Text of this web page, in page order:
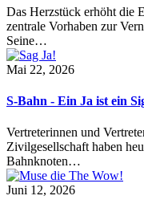
Das Herzstück erhöht die
zentrale Vorhaben zur
Seine…
Mai 22, 2026
S-Bahn - Ein Ja ist ein
Vertreterinnen und
Zivilgesellschaft haben
Bahnknoten…
Juni 12, 2026